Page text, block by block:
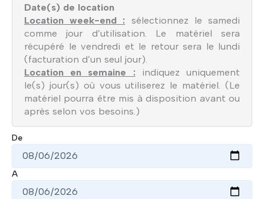
Date(s) de location
Location week-end : sélectionnez le samedi
comme jour d’utilisation. Le matériel sera
récupéré le vendredi et le retour sera le lundi
(facturation d’un seul jour).
Location en semaine :indiquez uniquement
le(s) jour(s) où vous utiliserez le matériel. (Le
matériel pourra être mis à disposition avant ou
après selon vos besoins.)
De
A